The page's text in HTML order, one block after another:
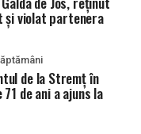
Social Media
TikTok
și violat partenera
de la Stremț în
de ani a ajuns la